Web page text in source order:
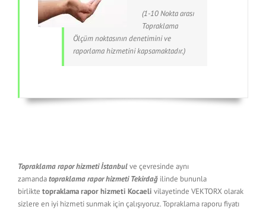
(1-10 Nokta arası
Topraklama
Ölçüm noktasının denetimini ve
raporlama hizmetini kapsamaktadır.)
Topraklama rapor hizmeti İstanbulve çevresinde aynı
zamandatopraklama rapor hizmeti Tekirdağ ilinde bununla
birlikte topraklama rapor hizmeti Kocaeli vilayetinde VEKTORX olarak
sizlere en iyi hizmeti sunmak için çalışıyoruz. Topraklama raporu fiyatı